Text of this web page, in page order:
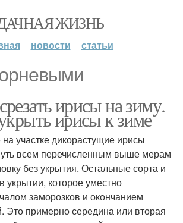
ЖИЗНЬ
новости статьи
ирисы на зиму.
ирисы к зиме
участке дикорастущие ирисы
всем перечисленным выше мерам
без укрытия. Остальные сорта и
укрытии, которое уместно
заморозков и окончанием
Это примерно середина или вторая